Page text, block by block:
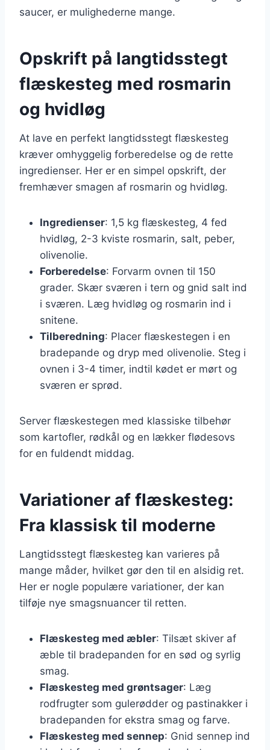
saucer, er mulighederne mange.
Opskrift på langtidsstegt
flæskesteg med rosmarin
og hvidløg
At lave en perfekt langtidsstegt flæskesteg
kræver omhyggelig forberedelse og de rette
ingredienser. Her er en simpel opskrift, der
fremhæver smagen af rosmarin og hvidløg.
Ingredienser: 1,5 kg flæskesteg, 4 fed
hvidløg, 2-3 kviste rosmarin, salt, peber,
olivenolie.
Forberedelse: Forvarm ovnen til 150
grader. Skær sværen i tern og gnid salt ind
i sværen. Læg hvidløg og rosmarin ind i
snitene.
Tilberedning: Placer flæskestegen i en
bradepande og dryp med olivenolie. Steg i
ovnen i 3-4 timer, indtil kødet er mørt og
sværen er sprød.
Server flæskestegen med klassiske tilbehør
som kartofler, rødkål og en lækker flødesovs
for en fuldendt middag.
Variationer af flæskesteg:
Fra klassisk til moderne
Langtidsstegt flæskesteg kan varieres på
mange måder, hvilket gør den til en alsidig ret.
Her er nogle populære variationer, der kan
tilføje nye smagsnuancer til retten.
Flæskesteg med æbler: Tilsæt skiver af
æble til bradepanden for en sød og syrlig
smag.
Flæskesteg med grøntsager: Læg
rodfrugter som gulerødder og pastinakker i
bradepanden for ekstra smag og farve.
Flæskesteg med sennep: Gnid sennep ind